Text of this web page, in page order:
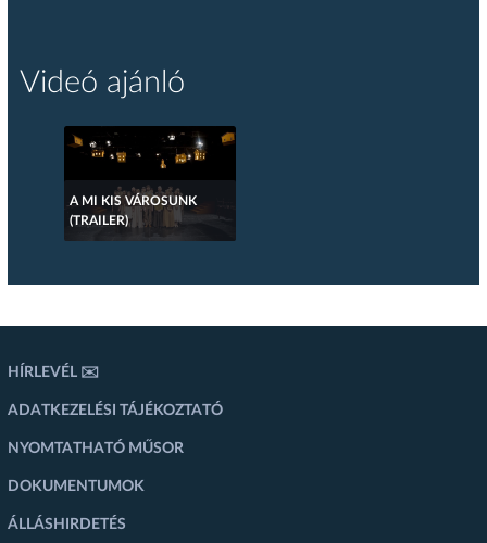
Videó ajánló
A MI KIS VÁROSUNK
(TRAILER)
HÍRLEVÉL ✉️
ADATKEZELÉSI TÁJÉKOZTATÓ
NYOMTATHATÓ MŰSOR
DOKUMENTUMOK
ÁLLÁSHIRDETÉS